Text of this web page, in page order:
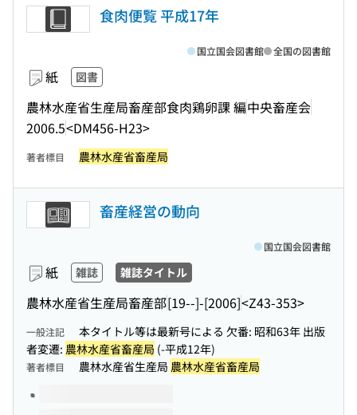
食肉便覧 平成17年
紙 図書
農林水産省生産局畜産部食肉鶏卵課 編中央畜産会
2006.5<DM456-H23>
国立国会図書館 全国の図書館
著者標目 農林水産省畜産局
畜産経営の動向
紙 雑誌 雑誌タイトル
農林水産省生産局畜産部[19--]-[2006]<Z43-353>
国立国会図書館
一般注記
本タイトル等は最新号による 欠番: 昭和63年 出版
者変遷: 農林水産省畜産局 (-平成12年)
著者標目 農林水産省生産局 農林水産省畜産局
このタイトルの巻号